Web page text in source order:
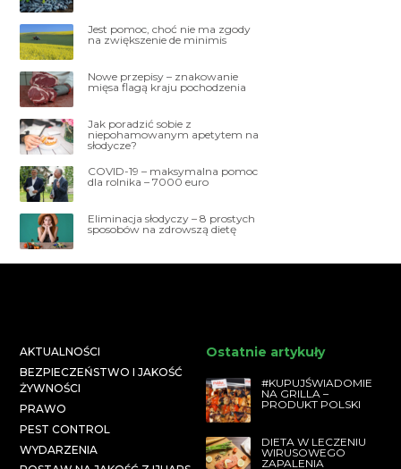
Jest pomoc, choć nie ma zgody
na zwiększenie de minimis
Nowe przepisy – znakowanie
mięsa flagą kraju pochodzenia
Jak poradzić sobie z
niepohamowanym apetytem na
słodycze?
COVID-19 – maksymalna pomoc
dla rolnika – 7000 euro
Eliminacja słodyczy – 8 prostych
sposobów na zdrowszą dietę
AKTUALNOŚCI
BEZPIECZEŃSTWO I JAKOŚĆ
ŻYWNOŚCI
PRAWO
PEST CONTROL
WYDARZENIA
Ostatnie artykuły
#KUPUJŚWIADOMIE
NA GRILLA –
PRODUKT POLSKI
DIETA W LECZENIU
WIRUSOWEGO
ZAPALENIA